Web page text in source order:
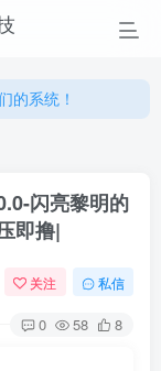
系统！
的系统！
闪亮黎明的
即撸|
关注 私信
0 58 8